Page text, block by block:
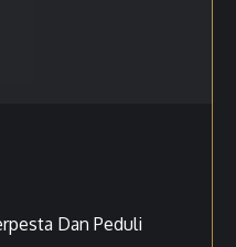
Dan Peduli